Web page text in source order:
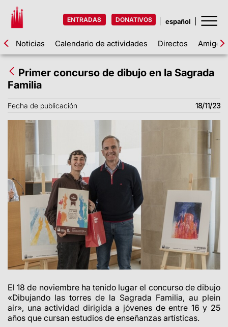
ENTRADAS DONATIVOS
Noticias Calendario de actividades Directos Amigos
Primer concurso de dibujo en la Sagrada
Familia
Fecha de publicación 18/11/23
El 18 de noviembre ha tenido lugar el concurso de dibujo
«Dibujando las torres de la Sagrada Familia, au plein
air», una actividad dirigida a jóvenes de entre 16 y 25
años que cursan estudios de enseñanzas artísticas.